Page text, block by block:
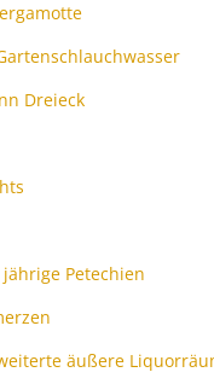
Dreieck
Petechien
äußere